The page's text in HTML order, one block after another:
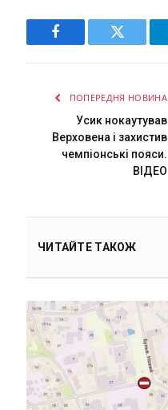
Facebook Twitter
ПОПЕРЕДНЯ НОВИНА
Усик нокаутував
Верховена і захистив
чемпіонські пояси.
ВІДЕО
ЧИТАЙТЕ ТАКОЖ